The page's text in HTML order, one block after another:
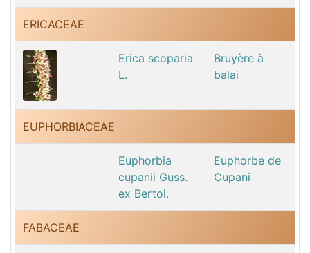
ERICACEAE
Erica scoparia
L.
Bruyère à
balai
EUPHORBIACEAE
Euphorbia
cupanii Guss.
ex Bertol.
Euphorbe de
Cupani
FABACEAE